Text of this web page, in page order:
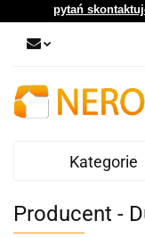
pytań
Kategorie
Producent -